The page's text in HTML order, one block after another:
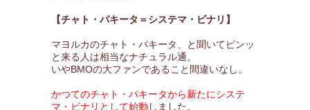
【チャト・パキータ＝システマ・ビナリ】
マヨルカのチャト・パキータ、と聞いてピンッ
と来る人は相当なナチュラル通。
いやBMOの大ファンであること間違いなし。
かつてのチャト・パキータから新たにシステ
マ・ビナリとして始動 しました。